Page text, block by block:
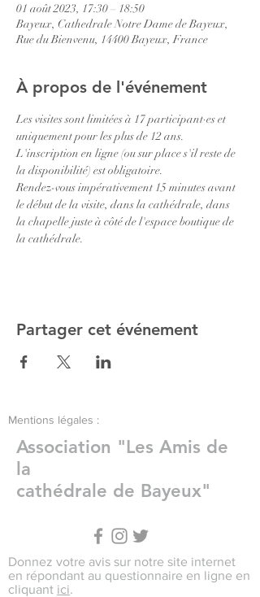
01 août 2023, 17:30 – 18:50
Bayeux, Cathedrale Notre Dame de Bayeux,
Rue du Bienvenu, 14400 Bayeux, France
À propos de l'événement
Les visites sont limitées à 17 participant·es et
uniquement pour les plus de 12 ans.
L'inscription en ligne (ou sur place s'il reste de
la disponibilité) est obligatoire.
Rendez-vous impérativement 15 minutes avant
le début de la visite, dans la cathédrale, dans
la chapelle juste à côté de l'espace boutique de
la cathédrale.
Partager cet événement
Mentions légales :
Association "Les Amis de
la
cathédrale de Bayeux"
Donnez votre avis sur notre site internet
en répondant au questionnaire en ligne en
cliquant ici.